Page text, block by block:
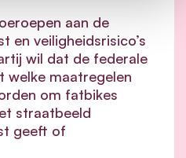
aan de
en veiligheidsrisico’s
wil dat de federale
welke maatregelen
om fatbikes
straatbeeld
geeft of